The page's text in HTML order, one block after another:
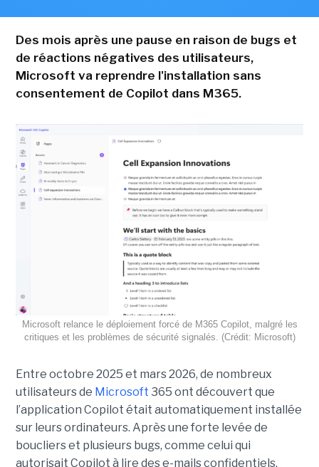
Des mois après une pause en raison de bugs et
de réactions négatives des utilisateurs,
Microsoft va reprendre l'installation sans
consentement de Copilot dans M365.
Microsoft relance le déploiement forcé de M365 Copilot, malgré les
critiques et les problèmes de sécurité signalés. (Crédit: Microsoft)
Entre octobre 2025 et mars 2026, de nombreux
utilisateurs de Microsoft 365 ont découvert que
l’application Copilot était automatiquement installée
sur leurs ordinateurs. Après une forte levée de
boucliers et plusieurs bugs, comme celui qui
autorisait Copilot à lire des e-mails confidentiels,